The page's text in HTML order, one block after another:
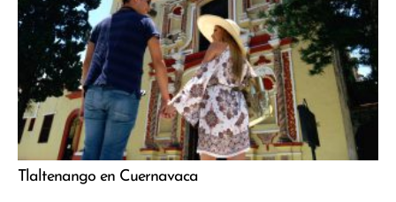
Tlaltenango en Cuernavaca